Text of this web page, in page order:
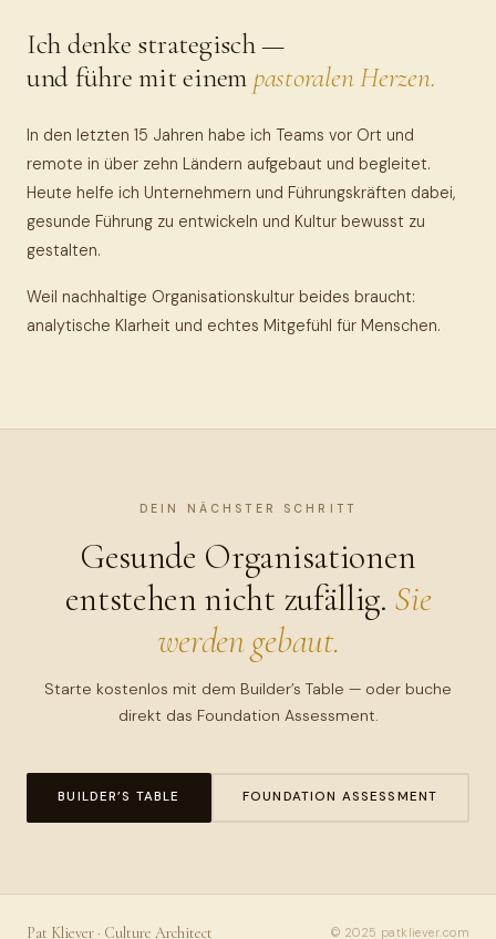
Ich denke strategisch —
und führe mit einem pastoralen Herzen.
In den letzten 15 Jahren habe ich Teams vor Ort und
remote in über zehn Ländern aufgebaut und begleitet.
Heute helfe ich Unternehmern und Führungskräften dabei,
gesunde Führung zu entwickeln und Kultur bewusst zu
gestalten.
Weil nachhaltige Organisationskultur beides braucht:
analytische Klarheit und echtes Mitgefühl für Menschen.
DEIN NÄCHSTER SCHRITT
Gesunde Organisationen
entstehen nicht zufällig. Sie
werden gebaut.
Starte kostenlos mit dem Builder’s Table — oder buche
direkt das Foundation Assessment.
BUILDER’S TABLE FOUNDATION ASSESSMENT
Pat Kliever · Culture Architect © 2025 patkliever.com